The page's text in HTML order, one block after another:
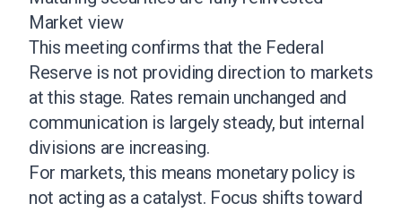
Market view
This meeting confirms that the Federal
Reserve is not providing direction to markets
at this stage. Rates remain unchanged and
communication is largely steady, but internal
divisions are increasing.
For markets, this means monetary policy is
not acting as a catalyst. Focus shifts toward